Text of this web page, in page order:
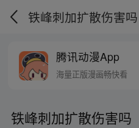
铁峰刺加扩散伤害吗
腾讯动漫App
海量正版漫画畅快看
铁峰刺加扩散伤害吗